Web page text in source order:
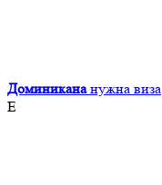
Доминикана нужна виза
Е